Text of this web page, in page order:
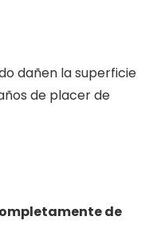
dañen la superficie
de placer de
de